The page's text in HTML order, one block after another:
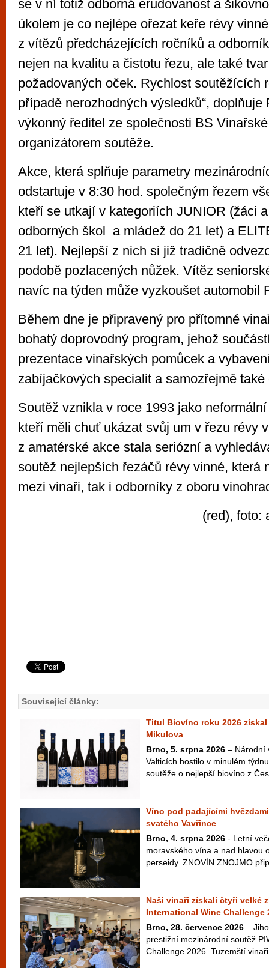
se v ní totiž odborná erudovanost a
úkolem je co nejlépe ořezat keře révy
z vítězů předcházejících ročníků a
nejen na kvalitu a čistotu řezu, ale také
požadovaných oček. Rychlost soutěžících
případě nerozhodných výsledků“, doplňuje
výkonný ředitel ze společnosti BS
organizátorem soutěže.
Akce, která splňuje parametry
odstartuje v 8:30 hod. společným řezem
kteří se utkají v kategoriích JUNIOR (žáci
odborných škol a mládež do 21 let) a
21 let). Nejlepší z nich si již tradičně
podobě pozlacených nůžek. Vítěz
navíc na týden může vyzkoušet automobil
Během dne je připravený pro přítomné
bohatý doprovodný program, jehož
prezentace vinařských pomůcek a
zabíjačkových specialit a samozřejmě
Soutěž vznikla v roce 1993 jako
kteří měli chuť ukázat svůj um v řezu révy
z amatérské akce stala seriózní a
soutěž nejlepších řezáčů révy vinné, která
mezi vinaři, tak i odborníky z oboru
(red), foto:
Související články:
Titul Biovíno roku 2026
Mikulova
Brno, 5. srpna 2026 – Národní
Valticích hostilo v minulém
soutěže o nejlepší biovíno z
Víno pod padajícími
svatého Vavřince
Brno, 4. srpna 2026 - Letní
moravského vína a nad hlavou
perseidy. ZNOVÍN ZNOJMO
Naši vinaři získali čtyři velké
International Wine Challenge
Brno, 28. července 2026 –
prestižní mezinárodní soutěž
Challenge 2026. Tuzemští